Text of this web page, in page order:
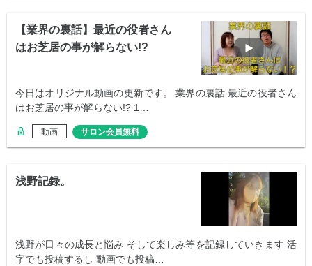
【業界の裏話】最近の役者さん
はお芝居の事が解らない!?
今日はオリジナル動画の更新です。 業界の裏話 最近の役者さん
はお芝居の事が解らない!? 1…
動画 サロン会員無料
浅野記録。
浅野が日々の成長と悩み そして楽しみ等を記録していきます 活
字でも投稿するし 動画でも投稿…